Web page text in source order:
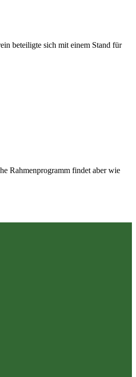
beteiligte sich mit einem Stand für
Rahmenprogramm findet aber wie